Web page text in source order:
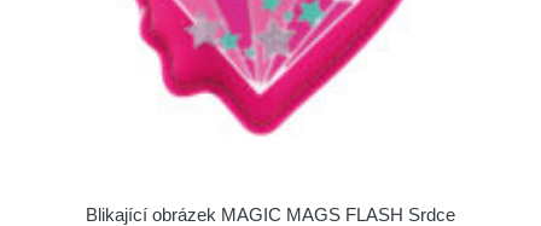
Blikající obrázek MAGIC MAGS FLASH Srdce